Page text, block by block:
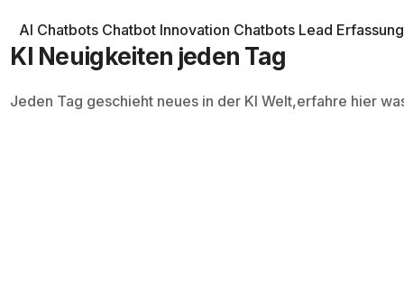
AI Chatbots Chatbot Innovation Chatbots Lead Erfassung
KI Neuigkeiten jeden Tag
Jeden Tag geschieht neues in der KI Welt,erfahre hier